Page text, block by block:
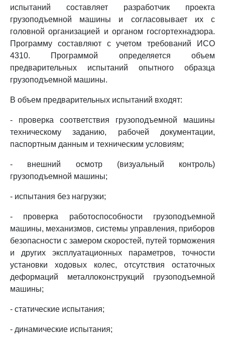
испытаний составляет разработчик проекта
грузоподъемной машины и согласовывает их с
головной организацией и органом госгортехнадзора.
Программу составляют с учетом требований ИСО
4310. Программой определяется объем
предварительных испытаний опытного образца
грузоподъемной машины.
В объем предварительных испытаний входят:
- проверка соответствия грузоподъемной машины
техническому заданию, рабочей документации,
паспортным данным и техническим условиям;
- внешний осмотр (визуальный контроль)
грузоподъемной машины;
- испытания без нагрузки;
- проверка работоспособности грузоподъемной
машины, механизмов, системы управления, приборов
безопасности с замером скоростей, путей торможения
и других эксплуатационных параметров, точности
установки ходовых колес, отсутствия остаточных
деформаций металлоконструкций грузоподъемной
машины;
- статические испытания;
- динамические испытания;